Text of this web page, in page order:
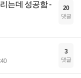
는데 성공함 -
20
댓글
3
댓글